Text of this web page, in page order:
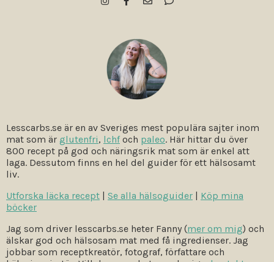
Lesscarbs.se är en av Sveriges mest populära sajter inom
mat som är glutenfri, lchfoch paleo. Här hittar du över
800 recept på god och näringsrik mat som är enkel att
laga. Dessutom finns en hel del guider för ett hälsosamt
liv.
Utforska läcka recept
Se alla hälsoguider
Köp mina
böcker
Jag som driver lesscarbs.se heter Fanny (mer om mig) och
älskar god och hälsosam mat med få ingredienser. Jag
jobbar som receptkreatör, fotograf, författare och